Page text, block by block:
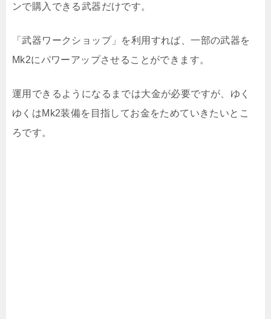
ンで購入できる武器だけです。
「武器ワークショップ」を利用すれば、一部の武器を
Mk2にパワーアップさせることができます。
運用できるようになるまでは大金が必要ですが、ゆく
ゆくはMk2装備を目指してお金をためていきたいとこ
ろです。